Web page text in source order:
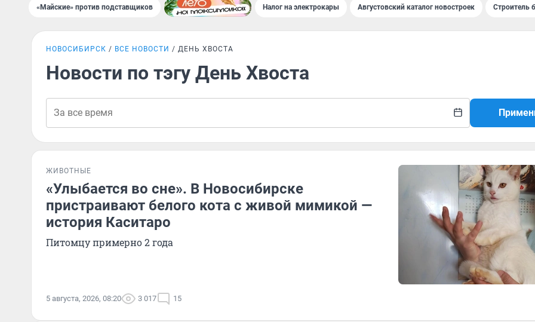
«Майские» против подставщиков Налог на электрокары Августовский каталог новостроек Строитель
НОВОСИБИРСК ВСЕ НОВОСТИ ДЕНЬ ХВОСТА
Новости по тэгу День Хвоста
ЖИВОТНЫЕ
«Улыбается во сне». В Новосибирске
пристраивают белого кота с живой мимикой —
история Каситаро
Питомцу примерно 2 года
5 августа, 2026, 08:20 3 017 15